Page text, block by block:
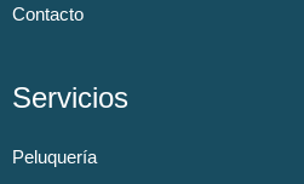
Contacto
Servicios
Peluquería